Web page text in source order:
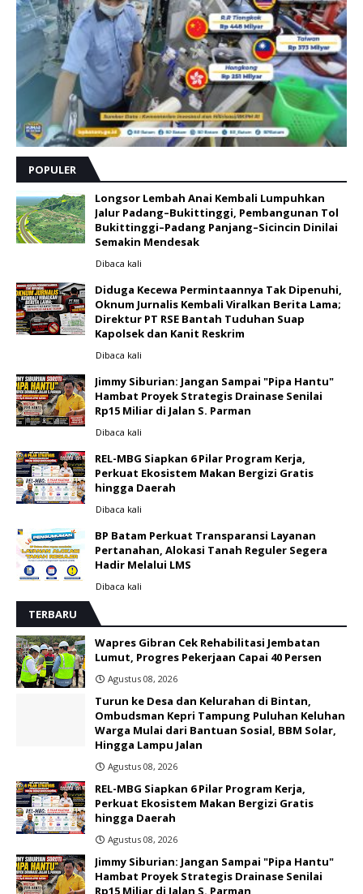
POPULER
Longsor Lembah Anai Kembali Lumpuhkan
Jalur Padang–Bukittinggi, Pembangunan Tol
Bukittinggi–Padang Panjang–Sicincin Dinilai
Semakin Mendesak
Dibaca kali
Diduga Kecewa Permintaannya Tak Dipenuhi,
Oknum Jurnalis Kembali Viralkan Berita Lama;
Direktur PT RSE Bantah Tuduhan Suap
Kapolsek dan Kanit Reskrim
Dibaca kali
Jimmy Siburian: Jangan Sampai "Pipa Hantu"
Hambat Proyek Strategis Drainase Senilai
Rp15 Miliar di Jalan S. Parman
Dibaca kali
REL-MBG Siapkan 6 Pilar Program Kerja,
Perkuat Ekosistem Makan Bergizi Gratis
hingga Daerah
Dibaca kali
BP Batam Perkuat Transparansi Layanan
Pertanahan, Alokasi Tanah Reguler Segera
Hadir Melalui LMS
Dibaca kali
TERBARU
Wapres Gibran Cek Rehabilitasi Jembatan
Lumut, Progres Pekerjaan Capai 40 Persen
Agustus 08, 2026
Turun ke Desa dan Kelurahan di Bintan,
Ombudsman Kepri Tampung Puluhan Keluhan
Warga Mulai dari Bantuan Sosial, BBM Solar,
Hingga Lampu Jalan
Agustus 08, 2026
REL-MBG Siapkan 6 Pilar Program Kerja,
Perkuat Ekosistem Makan Bergizi Gratis
hingga Daerah
Agustus 08, 2026
Jimmy Siburian: Jangan Sampai "Pipa Hantu"
Hambat Proyek Strategis Drainase Senilai
Rp15 Miliar di Jalan S. Parman